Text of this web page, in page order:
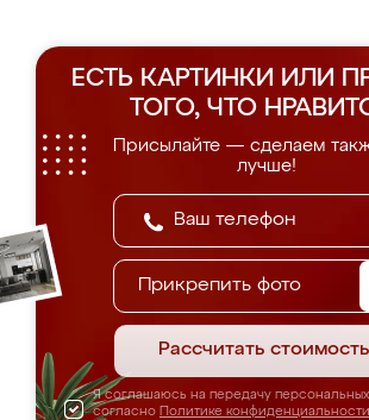
ЕСТЬ КАРТИНКИ ИЛИ
ТОГО, ЧТО
Присылайте — сделаем
лучше!
Прикрепить фото
Рассчитать стоимость
Я соглашаюсь на передачу
согласно Политике конфиденциальности